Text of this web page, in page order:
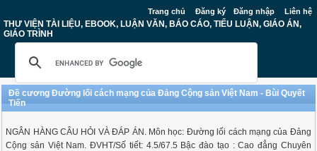
Trang chủ Đăng ký Đăng nhập Liên hệ
THƯ VIỆN TÀI LIỆU, EBOOK, LUẬN VĂN, BÁO CÁO, TIỂU LUẬN, GIÁO ÁN,
GIÁO TRÌNH
Đề cương Đường lối cách mạng của Đảng Cộng sản Việt Nam - Bùi Quyết
Tiến
NGÂN HÀNG CÂU HỎI VÀ ĐÁP ÁN. Môn học: Đường lối cách mạng của Đảng
Cộng sản Việt Nam. ĐVHT/Số tiết: 4.5/67.5 Bậc đào tạo : Cao đẳng Chuyên